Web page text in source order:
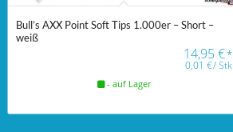
Bull’s AXX Point Soft Tips 1.000er – Short –
weiß
14,95€*
0,01€/Stk
- auf Lager